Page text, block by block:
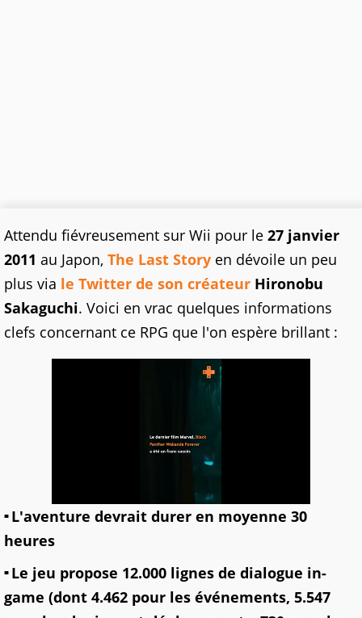
Attendu fiévreusement sur Wii pour le 27 janvier
2011 au Japon, The Last Story en dévoile un peu
plus via le Twitter de son créateur Hironobu
Sakaguchi. Voici en vrac quelques informations
clefs concernant ce RPG que l'on espère brillant :
L'aventure devrait durer en moyenne 30
heures
Le jeu propose 12.000 lignes de dialogue in-
game (dont 4.462 pour les événements, 5.547